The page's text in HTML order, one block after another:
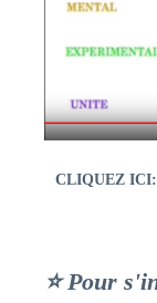
CLIQUEZ ICI:
⭐ Pour